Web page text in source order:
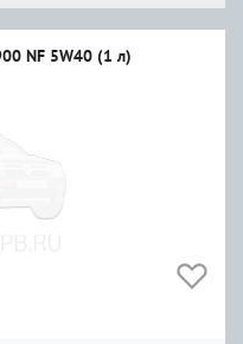
NF 5W40 (1 л)